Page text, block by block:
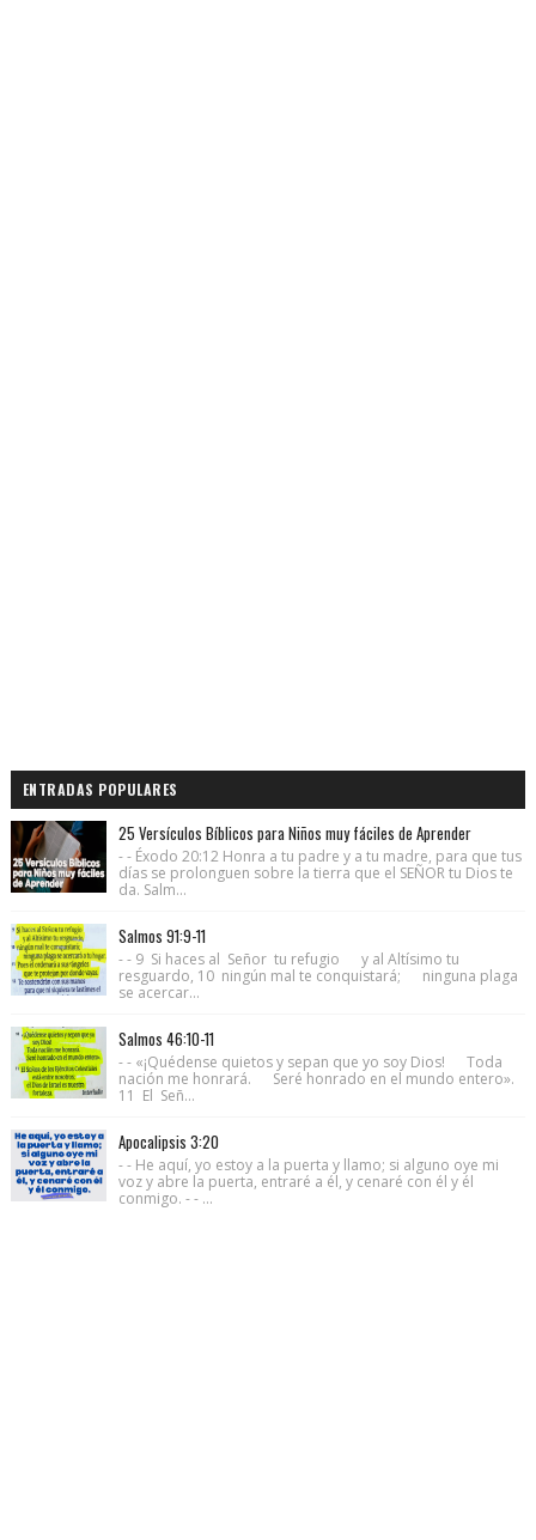
ENTRADAS POPULARES
25 Versículos Bíblicos para Niños muy fáciles de Aprender
- - Éxodo 20:12 Honra a tu padre y a tu madre, para que tus
días se prolonguen sobre la tierra que el SEÑOR tu Dios te
da. Salm...
Salmos 91:9-11
- - 9 Si haces al Señor tu refugio y al Altísimo tu
resguardo, 10 ningún mal te conquistará; ninguna plaga
se acercar...
Salmos 46:10-11
- - «¡Quédense quietos y sepan que yo soy Dios! Toda
nación me honrará. Seré honrado en el mundo entero».
11 El Señ...
Apocalipsis 3:20
- - He aquí, yo estoy a la puerta y llamo; si alguno oye mi
voz y abre la puerta, entraré a él, y cenaré con él y él
conmigo. - - ...